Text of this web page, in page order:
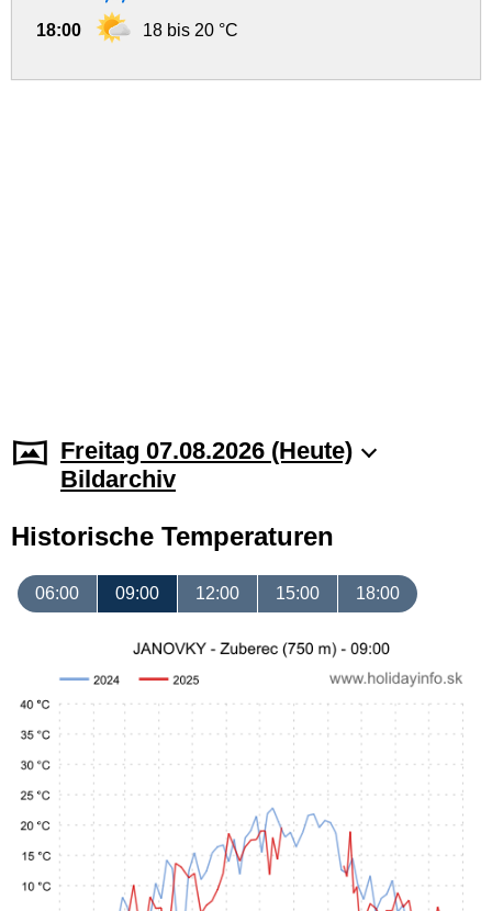
18:00 18 bis 20 °C
Freitag 07.08.2026 (Heute)
Bildarchiv
Historische Temperaturen
06:00 09:00 12:00 15:00 18:00